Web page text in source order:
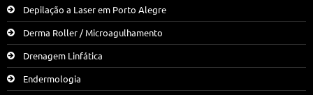
Depilação a Laser em Porto Alegre
Derma Roller / Microagulhamento
Drenagem Linfática
Endermologia